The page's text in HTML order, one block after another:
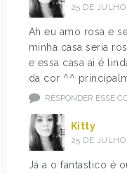
25 DE
Ah eu amo rosa e
minha casa seria
e essa casa ai é
da cor ^^
RESPONDER ESSE
Kitty
25 DE
Já a o fantastico é